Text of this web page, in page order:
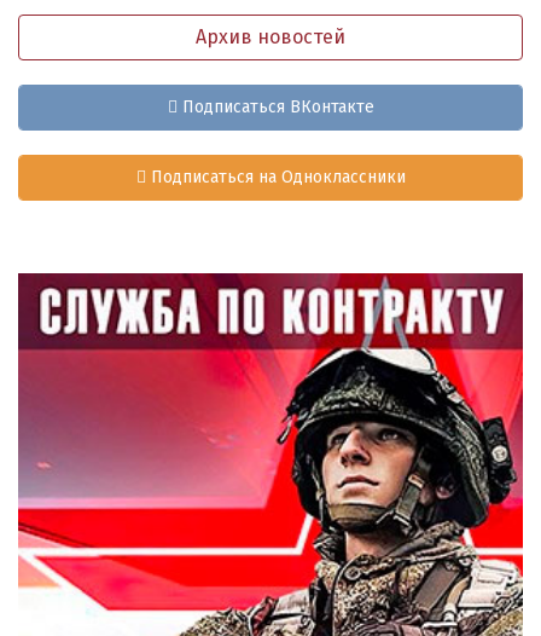
Архив новостей
Подписаться ВКонтакте
Подписаться на Одноклассники